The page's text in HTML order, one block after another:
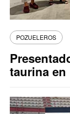
POZUELEROS
taurina en